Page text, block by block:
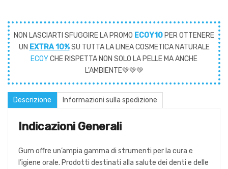
NON LASCIARTI SFUGGIRE LA PROMO ECOY10 PER OTTENERE
UN EXTRA 10%SU TUTTA LA LINEA COSMETICA NATURALE
ECOYCHE RISPETTA NON SOLO LA PELLE MA ANCHE
L'AMBIENTE💚💚💚
Descrizione Informazioni sulla spedizione
Indicazioni Generali
Gum offre un’ampia gamma di strumenti per la cura e
l’igiene orale. Prodotti destinati alla salute dei denti e delle